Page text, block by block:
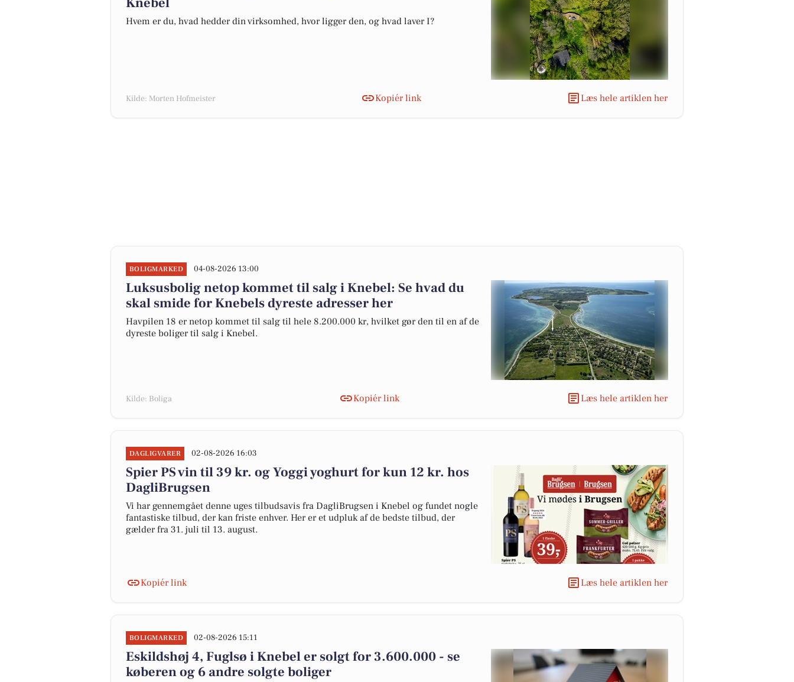
Hvem er du, hvad hedder din virksomhed, hvor ligger den, og hvad laver I?
Kilde: Morten Hofmeister Kopiér link Læs hele artiklen her
BOLIGMARKED 04-08-2026 13:00
Luksusbolig netop kommet til salg i Knebel: Se hvad du
skal smide for Knebels dyreste adresser her
Havpilen 18 er netop kommet til salg til hele 8.200.000 kr, hvilket gør den til en af de
dyreste boliger til salg i Knebel.
Kilde: Boliga Kopiér link Læs hele artiklen her
DAGLIGVARER 02-08-2026 16:03
Spier PS vin til 39 kr. og Yoggi yoghurt for kun 12 kr. hos
DagliBrugsen
Vi har gennemgået denne uges tilbudsavis fra DagliBrugsen i Knebel og fundet nogle
fantastiske tilbud, der kan friste enhver. Her er et udpluk af de bedste tilbud, der
gælder fra 31. juli til 13. august.
Kopiér link Læs hele artiklen her
BOLIGMARKED 02-08-2026 15:11
Eskildshøj 4, Fuglsø i Knebel er solgt for 3.600.000 - se
køberen og 6 andre solgte boliger